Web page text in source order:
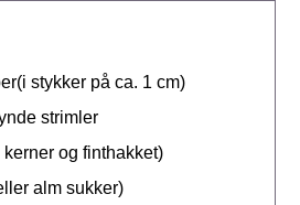
stykker på ca. 1 cm)
strimler
og finthakket)
alm sukker)